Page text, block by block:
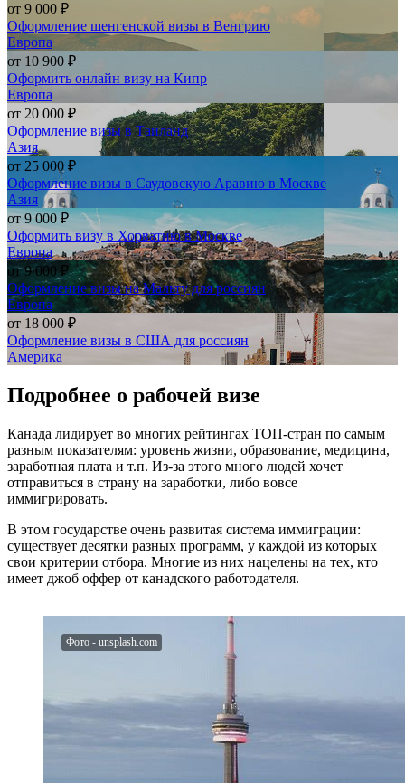
от 9 000 ₽
Оформление шенгенской визы в Венгрию
Европа
от 10 900 ₽
Оформить онлайн визу на Кипр
Европа
от 20 000 ₽
Оформление визы в Таиланд
Азия
от 25 000 ₽
Оформление визы в Саудовскую Аравию в Москве
Азия
от9 000 ₽
Оформить визу в Хорватию в Москве
Европа
от9 000 ₽
Оформление визы на Мальту для россиян
Европа
от 18 000 ₽
Оформление визы в США для россиян
Америка
Подробнее о рабочей визе
Канада лидирует во многих рейтингах ТОП-стран по самым
разным показателям: уровень жизни, образование, медицина,
заработная плата и т.п. Из-за этого много людей хочет
отправиться в страну на заработки, либо вовсе
иммигрировать.
В этом государстве очень развитая система иммиграции:
существует десятки разных программ, у каждой из которых
свои критерии отбора. Многие из них нацелены на тех, кто
имеет джоб оффер от канадского работодателя.